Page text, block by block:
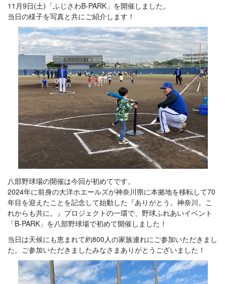
11月9日(土)「ふじさわB-PARK」を開催しました。
当日の様子を写真と共にご紹介します！
八部野球場の開催は今回が初めてです。
2024年に前身の大洋ホエールズが神奈川県に本拠地を移転して70
年目を迎えたことを記念して始動した『ありがとう。神奈川。こ
れからも共に。』プロジェクトの一環で、野球ふれあいイベント
「B-PARK」を八部野球場で初めて開催しました！
当日は天候にも恵まれて約800人の家族連れにご参加いただきまし
た。ご参加いただきましたみなさまありがとうございました！